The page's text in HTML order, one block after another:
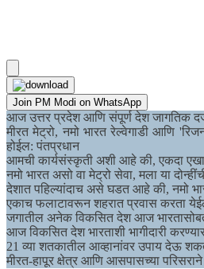
Join PM Modi on WhatsApp
आज उत्तर प्रदेश आणि संपूर्ण देश जागतिक
मीरत मेट्रो, नमो भारत रेल्वेगाडी आणि
होईल: पंतप्रधान
आमची कार्यसंस्कृती अशी आहे की, एकदा
नमो भारत असो वा मेट्रो सेवा, मला या
देशात पहिल्यांदाच असे घडत आहे की, नमो
एकाच फलाटावरून शहरात प्रवास करता
जगातील अनेक विकसित देश आज
आज विकसित देश भारताशी भागीदारी
21 व्या शतकातील आव्हानांवर उपाय देऊ
मीरत-हापूर क्षेत्र आणि आसपासच्या